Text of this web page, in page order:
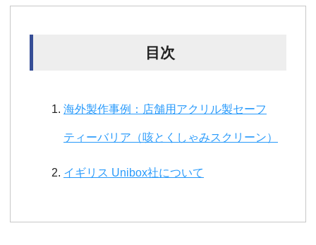
目次
海外製作事例：店舗用アクリル製セーフ
ティーバリア（咳とくしゃみスクリーン）
イギリス Unibox社について